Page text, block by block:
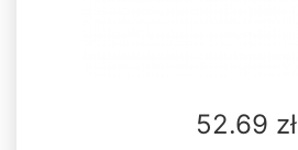
52.69 zł